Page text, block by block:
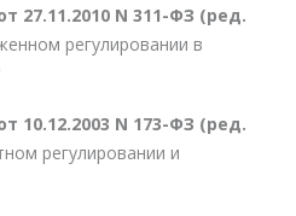
27.11.2010 N 311-ФЗ (ред.
регулировании в
10.12.2003 N 173-ФЗ (ред.
регулировании и